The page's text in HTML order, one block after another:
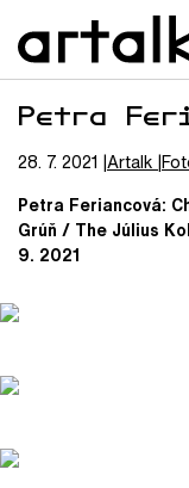
Petra
28. 7. 2021 Artalk
Petra Feriancová:
Grúň / The Július
9. 2021